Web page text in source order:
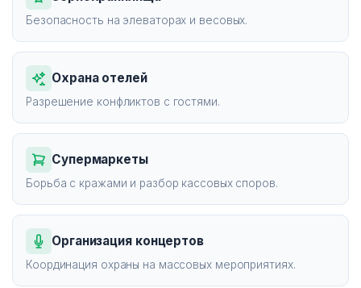
Безопасность на элеваторах и весовых.
Охрана отелей
Разрешение конфликтов с гостями.
Супермаркеты
Борьба с кражами и разбор кассовых споров.
Организация концертов
Координация охраны на массовых мероприятиях.